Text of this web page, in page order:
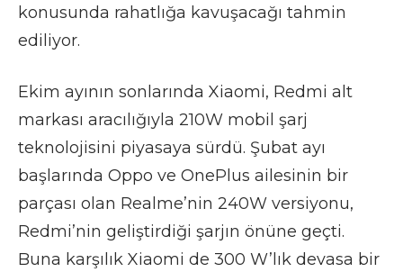
konusunda rahatlığa kavuşacağı tahmin
ediliyor.
Ekim ayının sonlarında Xiaomi, Redmi alt
markası aracılığıyla 210W mobil şarj
teknolojisini piyasaya sürdü. Şubat ayı
başlarında Oppo ve OnePlus ailesinin bir
parçası olan Realme’nin 240W versiyonu,
Redmi’nin geliştirdiği şarjın önüne geçti.
Buna karşılık Xiaomi de 300 W’lık devasa bir